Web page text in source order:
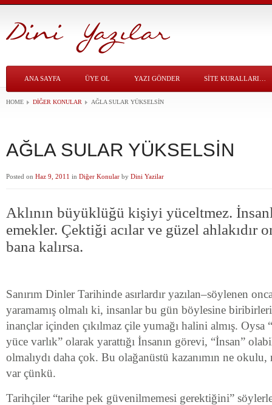
ANA SAYFA ÜYE OL YAZI GÖNDER SITE KURALLARI…
HOME DIĞER KONULAR AĞLA SULAR YÜKSELSİN
AĞLA SULAR YÜKSELSİN
Posted on Haz 9, 2011 in Diğer Konular by Dini Yazilar
Aklının büyüklüğü kişiyi yüceltmez.
emekler. Çektiği acılar ve güzel ahlakıdır
bana kalırsa.
Sanırım Dinler Tarihinde asırlardır yazılan–söylenen
yaramamış olmalı ki, insanlar bu gün böylesine
inançlar içinden çıkılmaz çile yumağı halini almış. Oysa
yüce varlık” olarak yarattığı İnsanın görevi, “İnsan”
olmalıydı daha çok. Bu olağanüstü kazanımın ne
var çünkü.
Tarihçiler “tarihe pek güvenilmemesi gerektiğini”